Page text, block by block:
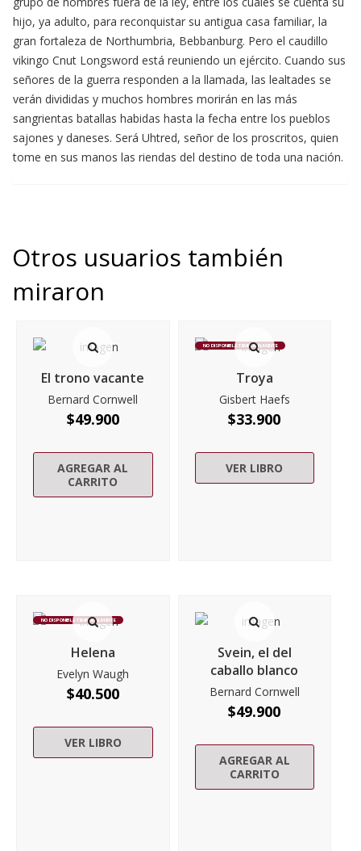
hijo, ya adulto, para reconquistar su antigua casa familiar, la
gran fortaleza de Northumbria, Bebbanburg. Pero el caudillo
vikingo Cnut Longsword está reuniendo un ejército. Cuando sus
señores de la guerra responden a la llamada, las lealtades se
verán divididas y muchos hombres morirán en las más
sangrientas batallas habidas hasta la fecha entre los pueblos
sajones y daneses. Será Uhtred, señor de los proscritos, quien
tome en sus manos las riendas del destino de toda una nación.
Otros usuarios también
miraron
El trono vacante
Bernard Cornwell
$49.900
AGREGAR AL
CARRITO
NO DISPONIBLE TEMPORALMENTE
Troya
Gisbert Haefs
$33.900
VER LIBRO
NO DISPONIBLE TEMPORALMENTE
Helena
Evelyn Waugh
$40.500
VER LIBRO
Svein, el del
caballo blanco
Bernard Cornwell
$49.900
AGREGAR AL
CARRITO